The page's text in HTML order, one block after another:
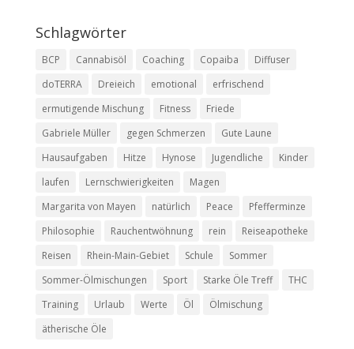
Schlagwörter
BCP Cannabisöl Coaching Copaiba
Diffuser
doTERRA
Dreieich emotional
erfrischend
ermutigende Mischung
Fitness
Friede
Gabriele Müller
gegen Schmerzen
Gute Laune
Hausaufgaben
Hitze Hynose Jugendliche
Kinder
laufen
Lernschwierigkeiten
Magen
Margarita von Mayen
natürlich Peace
Pfefferminze
Philosophie
Rauchentwöhnung rein
Reiseapotheke
Reisen
Rhein-Main-Gebiet Schule
Sommer
Sommer-Ölmischungen
Sport Starke Öle Treff
THC
Training
Urlaub Werte Öl
Ölmischung
ätherische Öle